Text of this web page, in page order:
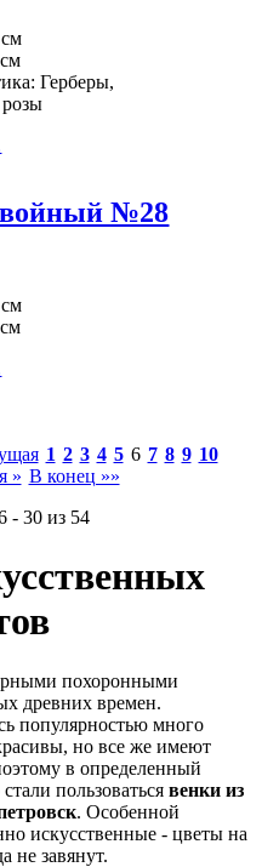
Герберы,
розы
№28
1 2 3 4 5 6 7 8 9 10
» В конец »»
- 30 из 54
похоронными
древних времен.
популярностью много
но все же имеют
в определенный
пользоваться венки из
. Особенной
искусственные - цветы на
не завянут.